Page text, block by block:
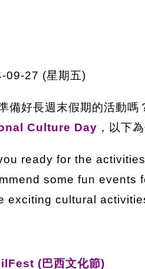
09-27 (星期五)
備好長週末假期的活動
Culture Day ，以下
ready for the
some fun events
exciting cultural
(巴西文化節)